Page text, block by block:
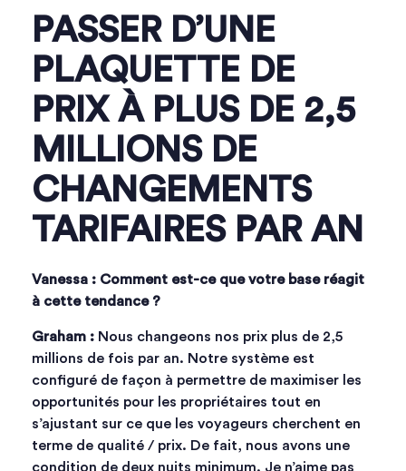
PASSER D’UNE
PLAQUETTE DE
PRIX À PLUS DE 2,5
MILLIONS DE
CHANGEMENTS
TARIFAIRES PAR AN
Vanessa : Comment est-ce que votre base réagit
à cette tendance ?
Graham : Nous changeons nos prix plus de 2,5
millions de fois par an. Notre système est
configuré de façon à permettre de maximiser les
opportunités pour les propriétaires tout en
s’ajustant sur ce que les voyageurs cherchent en
terme de qualité / prix. De fait, nous avons une
condition de deux nuits minimum. Je n’aime pas